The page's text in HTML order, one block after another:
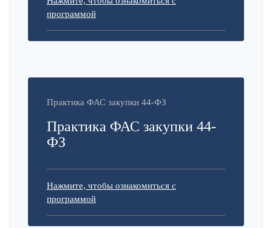
программой
Практика ФАС закупки 44-ФЗ
Практика ФАС закупки 44-
ФЗ
Нажмите, чтобы ознакомиться с
программой